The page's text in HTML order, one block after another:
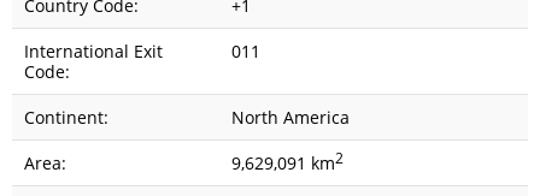
Country Code:
+1
International Exit
Code:
011
Continent:
North America
Area:
9,629,091 km2